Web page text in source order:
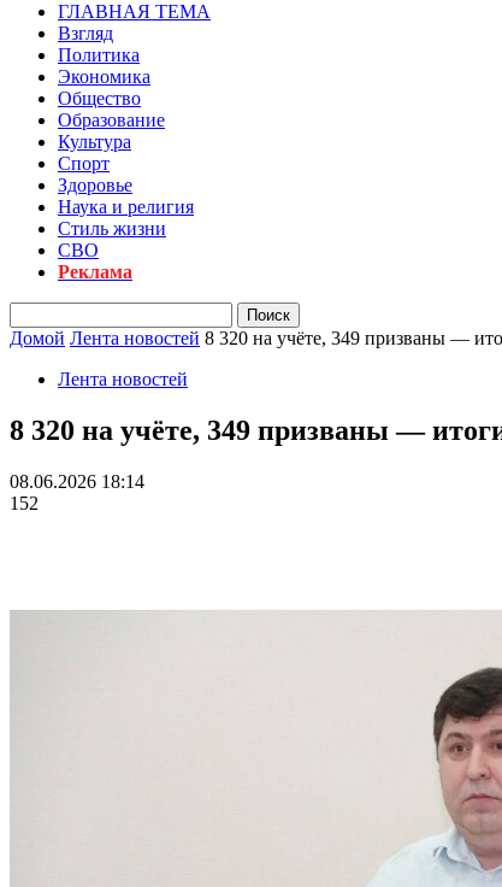
ГЛАВНАЯ ТЕМА
Взгляд
Политика
Экономика
Общество
Образование
Культура
Спорт
Здоровье
Наука и религия
Стиль жизни
СВО
Реклама
Домой Лента новостей 8 320 на учёте, 349 призваны —
Лента новостей
8 320 на учёте, 349 призваны —
08.06.2026 18:14
152